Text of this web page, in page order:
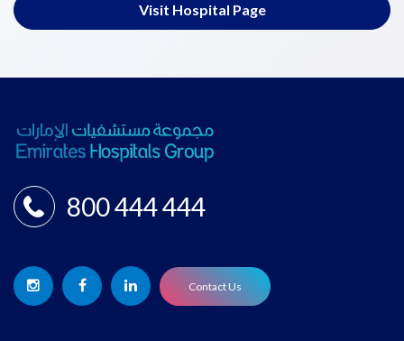
Visit Hospital Page
800 444 444
Contact Us